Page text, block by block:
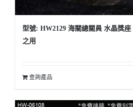
型號: HW2129 海關總關員 水晶獎
之用
查詢產品